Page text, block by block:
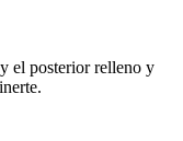
el posterior relleno y